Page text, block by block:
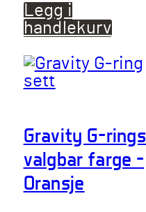
Legg i
handlekurv
Gravity G-rings
valgbar farge –
Oransje